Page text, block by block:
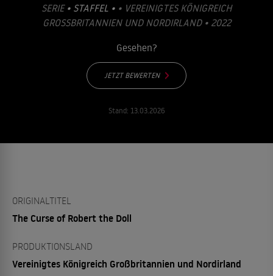
SERIE • STAFFEL • • VEREINIGTES KÖNIGREICH
GROSSBRITANNIEN UND NORDIRLAND • 2022
Gesehen?
JETZT BEWERTEN
Stand: 13.03.2026
ORIGINALTITEL
The Curse of Robert the Doll
PRODUKTIONSLAND
Vereinigtes Königreich Großbritannien und Nordirland